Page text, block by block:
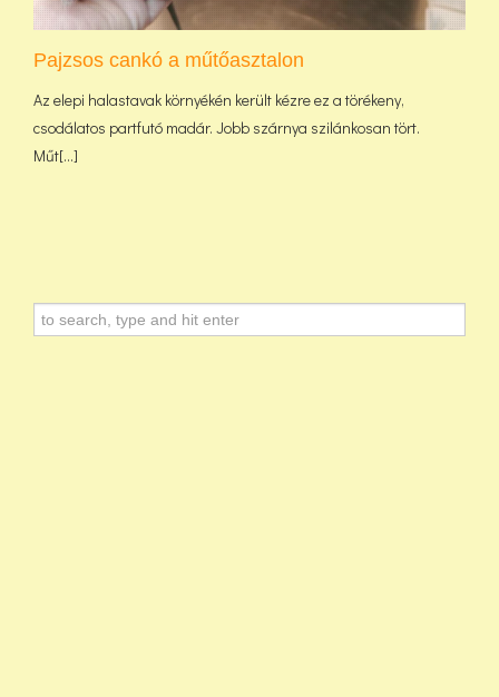
Pajzsos cankó a műtőasztalon
Az elepi halastavak környékén került kézre ez a törékeny,
csodálatos partfutó madár. Jobb szárnya szilánkosan tört.
Műt[...]